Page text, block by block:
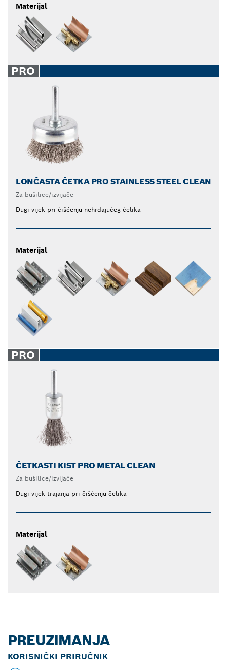
Materijal
PRO
LONČASTA ČETKA PRO STAINLESS STEEL CLEAN
Za bušilice/izvijače
Dugi vijek pri čišćenju nehrđajućeg čelika
Materijal
PRO
ČETKASTI KIST PRO METAL CLEAN
Za bušilice/izvijače
Dugi vijek trajanja pri čišćenju čelika
Materijal
PREUZIMANJA
KORISNIČKI PRIRUČNIK